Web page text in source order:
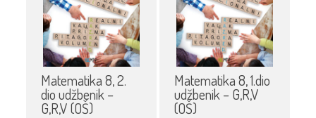
Matematika 8, 2.
dio udžbenik –
G,R,V (OŠ)
Matematika 8, 1.dio
udžbenik – G,R,V
(OŠ)